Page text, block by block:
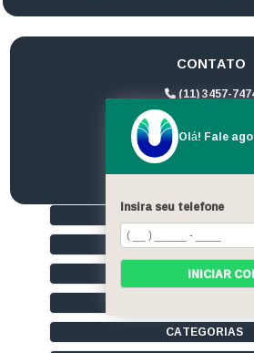
CONTATO
(11) 3457-
(11) 94172-1974
HOME
QUEM SOMOS
SERVIÇOS
CATEGORIAS
Olá! Fale
Insira seu telefone
INICIAR